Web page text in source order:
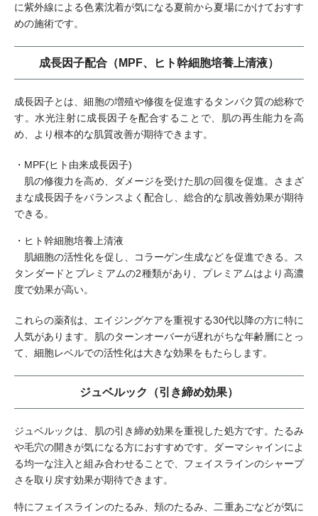
に紫外線による色素沈着が気になる夏前から夏場にかけておすす
めの施術です。
成長因子配合（MPF、ヒト幹細胞培養上清液）
成長因子とは、細胞の増殖や修復を促進するタンパク質の総称で
す。水光注射に成長因子を配合することで、肌の再生能力を高
め、より根本的な肌質改善が期待できます。
・MPF(ヒト由来成長因子)
肌の修復力を高め、ダメージを受けた肌の回復を促進。さまざ
まな成長因子をバランスよく配合し、総合的な肌改善効果が期待
できる。
・ヒト幹細胞培養上清液
肌細胞の活性化を促し、コラーゲン生成などを促進できる。ス
タンダードとプレミアムの2種類があり、プレミアムはより高濃
度で効果が高い。
これらの薬剤は、エイジングケアを重視する30代以降の方に特に
人気があります。肌のターンオーバーが遅れがちな年齢層にとっ
て、細胞レベルでの活性化は大きな効果をもたらします。
ジュベルック（引き締め効果）
ジュベルックは、肌の引き締め効果を重視した処方です。たるみ
や毛穴の開きが気になる方におすすめです。ダーマシャインによ
る均一な注入と組み合わせることで、フェイスラインのシャープ
さを取り戻す効果が期待できます。
特にフェイスラインのたるみ、頬のたるみ、二重あごなどが気に